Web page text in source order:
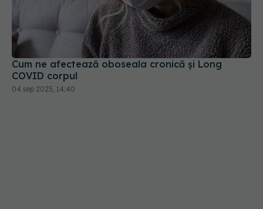
Cum ne afectează oboseala cronică și Long
COVID corpul